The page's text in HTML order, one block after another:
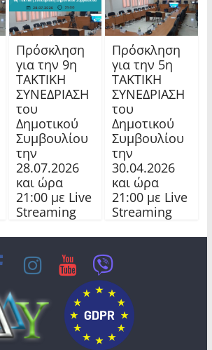
Πρόσκληση
για την 9η
ΤΑΚΤΙΚΗ
ΣΥΝΕΔΡΙΑΣΗ
του
Δημοτικού
Συμβουλίου
την
28.07.2026
και ώρα
21:00 με Live
Streaming
Πρόσκληση
για την 5η
ΤΑΚΤΙΚΗ
ΣΥΝΕΔΡΙΑΣΗ
του
Δημοτικού
Συμβουλίου
την
30.04.2026
και ώρα
21:00 με Live
Streaming